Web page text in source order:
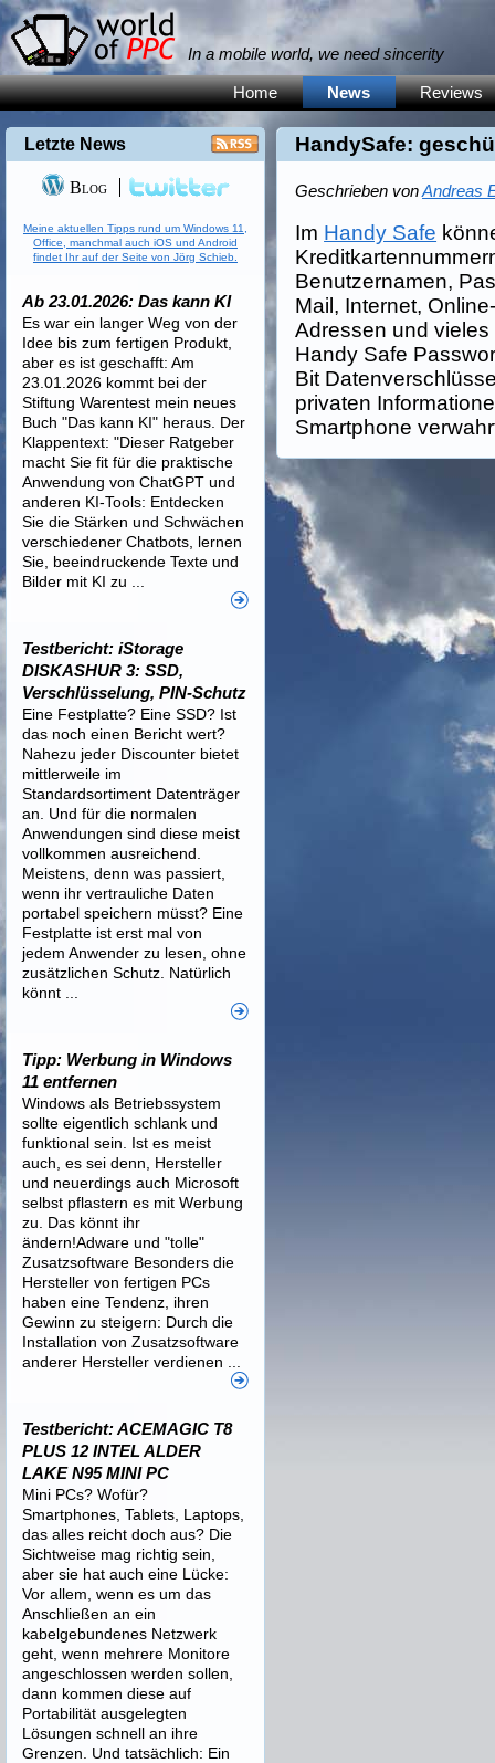
In a mobile world, we need sincerity
Home News Reviews
HandySafe:
Geschrieben vonAndreas
Im Handy Safe
Benutzernamen,
Mail, Internet,
Adressen und
Handy Safe
Bit
privaten
Smartphone
Letzte News
Blog
Meine aktuellen Tipps rund um Windows 11,
Office, manchmal auch iOS und Android
findet Ihr auf der Seite von Jörg Schieb.
Ab 23.01.2026: Das kann KI
Es war ein langer Weg von der
Idee bis zum fertigen Produkt,
aber es ist geschafft: Am
23.01.2026 kommt bei der
Stiftung Warentest mein neues
Buch "Das kann KI" heraus. Der
Klappentext: "Dieser Ratgeber
macht Sie fit für die praktische
Anwendung von ChatGPT und
anderen KI-Tools: Entdecken
Sie die Stärken und Schwächen
verschiedener Chatbots, lernen
Sie, beeindruckende Texte und
Bilder mit KI zu ...
Testbericht: iStorage
DISKASHUR 3: SSD,
Verschlüsselung, PIN-Schutz
Eine Festplatte? Eine SSD? Ist
das noch einen Bericht wert?
Nahezu jeder Discounter bietet
mittlerweile im
Standardsortiment Datenträger
an. Und für die normalen
Anwendungen sind diese meist
vollkommen ausreichend.
Meistens, denn was passiert,
wenn ihr vertrauliche Daten
portabel speichern müsst? Eine
Festplatte ist erst mal von
jedem Anwender zu lesen, ohne
zusätzlichen Schutz. Natürlich
könnt ...
Tipp: Werbung in Windows
11 entfernen
Windows als Betriebssystem
sollte eigentlich schlank und
funktional sein. Ist es meist
auch, es sei denn, Hersteller
und neuerdings auch Microsoft
selbst pflastern es mit Werbung
zu. Das könnt ihr
ändern!Adware und "tolle"
Zusatzsoftware Besonders die
Hersteller von fertigen PCs
haben eine Tendenz, ihren
Gewinn zu steigern: Durch die
Installation von Zusatzsoftware
anderer Hersteller verdienen ...
Testbericht: ACEMAGIC T8
PLUS 12 INTEL ALDER
LAKE N95 MINI PC
Mini PCs? Wofür?
Smartphones, Tablets, Laptops,
das alles reicht doch aus? Die
Sichtweise mag richtig sein,
aber sie hat auch eine Lücke:
Vor allem, wenn es um das
Anschließen an ein
kabelgebundenes Netzwerk
geht, wenn mehrere Monitore
angeschlossen werden sollen,
dann kommen diese auf
Portabilität ausgelegten
Lösungen schnell an ihre
Grenzen. Und tatsächlich: Ein